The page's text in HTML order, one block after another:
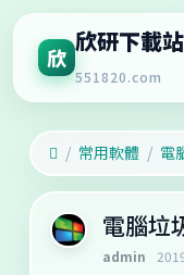
欣
欣研下載站
551820.com
常用軟體 電
電腦垃
admin